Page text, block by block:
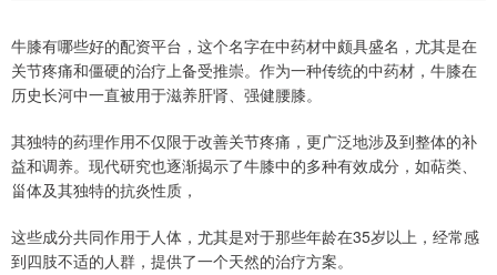
牛膝有哪些好的配资平台，这个名字在中药材中颇具盛名，尤其是在
关节疼痛和僵硬的治疗上备受推崇。作为一种传统的中药材，牛膝在
历史长河中一直被用于滋养肝肾、强健腰膝。
其独特的药理作用不仅限于改善关节疼痛，更广泛地涉及到整体的补
益和调养。现代研究也逐渐揭示了牛膝中的多种有效成分，如萜类、
甾体及其独特的抗炎性质，
这些成分共同作用于人体，尤其是对于那些年龄在35岁以上，经常感
到四肢不适的人群，提供了一个天然的治疗方案。